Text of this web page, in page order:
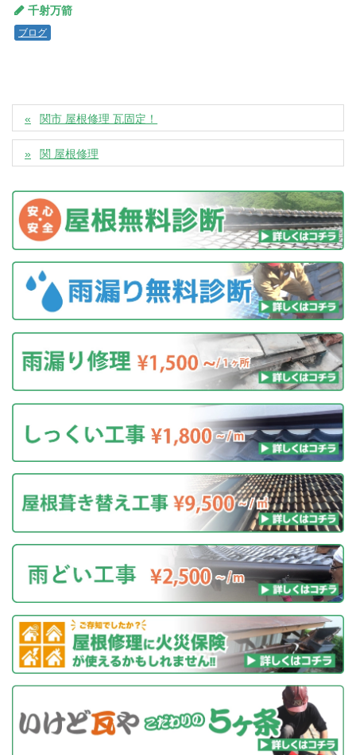
千射万箭
ブログ
関市 屋根修理 瓦固定！
関 屋根修理